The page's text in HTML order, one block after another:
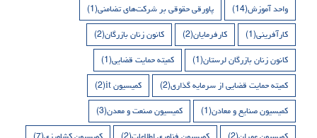
واحد آموزش(14) پاورقی حقوقی بر شرکت‌های تضامنی(1)
کارآفرینی(1) کارفرمایان(2) کانون زنان بازرگان(2)
کانون زنان بازرگان لرستان(1) کمیته حمایت قضایی(1)
کمیته حمایت قضایی از سرمایه گذاری(2) کمیسیون it (2)
کمیسیون صنایع و معادن(1) کمیسیون صنعت و معدن(3)